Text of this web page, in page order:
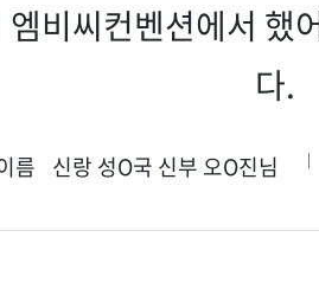
비씨컨벤션에서 했
다.
름 신랑 성O국 신부 오O진님